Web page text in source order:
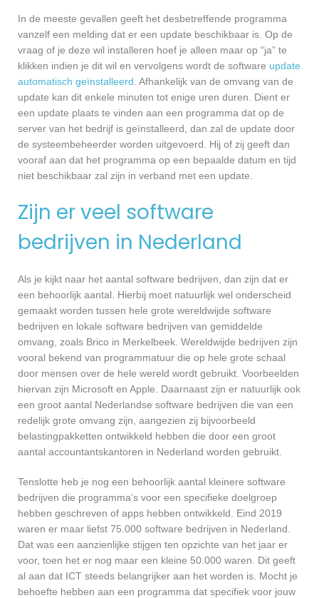
In de meeste gevallen geeft het desbetreffende programma
vanzelf een melding dat er een update beschikbaar is. Op de
vraag of je deze wil installeren hoef je alleen maar op “ja” te
klikken indien je dit wil en vervolgens wordt de software update
automatisch geïnstalleerd. Afhankelijk van de omvang van de
update kan dit enkele minuten tot enige uren duren. Dient er
een update plaats te vinden aan een programma dat op de
server van het bedrijf is geïnstalleerd, dan zal de update door
de systeembeheerder worden uitgevoerd. Hij of zij geeft dan
vooraf aan dat het programma op een bepaalde datum en tijd
niet beschikbaar zal zijn in verband met een update.
Zijn er veel software
bedrijven in Nederland
Als je kijkt naar het aantal software bedrijven, dan zijn dat er
een behoorlijk aantal. Hierbij moet natuurlijk wel onderscheid
gemaakt worden tussen hele grote wereldwijde software
bedrijven en lokale software bedrijven van gemiddelde
omvang, zoals Brico in Merkelbeek. Wereldwijde bedrijven zijn
vooral bekend van programmatuur die op hele grote schaal
door mensen over de hele wereld wordt gebruikt. Voorbeelden
hiervan zijn Microsoft en Apple. Daarnaast zijn er natuurlijk ook
een groot aantal Nederlandse software bedrijven die van een
redelijk grote omvang zijn, aangezien zij bijvoorbeeld
belastingpakketten ontwikkeld hebben die door een groot
aantal accountantskantoren in Nederland worden gebruikt.
Tenslotte heb je nog een behoorlijk aantal kleinere software
bedrijven die programma’s voor een specifieke doelgroep
hebben geschreven of apps hebben ontwikkeld. Eind 2019
waren er maar liefst 75.000 software bedrijven in Nederland.
Dat was een aanzienlijke stijgen ten opzichte van het jaar er
voor, toen het er nog maar een kleine 50.000 waren. Dit geeft
al aan dat ICT steeds belangrijker aan het worden is. Mocht je
behoefte hebben aan een programma dat specifiek voor jouw